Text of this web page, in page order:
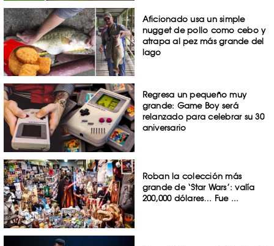
Aficionado usa un simple
nugget de pollo como cebo y
atrapa al pez más grande del
lago
Regresa un pequeño muy
grande: Game Boy será
relanzado para celebrar su 30
aniversario
Roban la colección más
grande de ‘Star Wars’: valía
200,000 dólares… Fue ...